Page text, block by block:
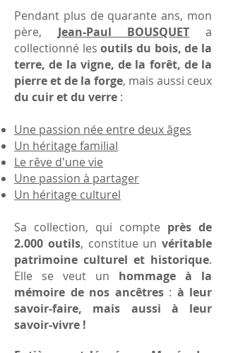
Pendant plus de quarante ans, mon
père,
Jean-Paul BOUSQUET
a
collectionné lesoutils du bois, de la
terre, de la vigne, de la forêt, de la
pierre et de la forge, mais aussi ceux
du cuir et du verre :
Une passion née entre deux âges
Un héritage familial
Le rêve d'une vie
Une passion à partager
Un héritage culturel
Sa collection, qui compte près de
2.000 outils, constitue un véritable
patrimoine culturel et historique.
Elle se veut un hommage à la
mémoire de nos ancêtres: à leur
savoir-faire, mais aussi à leur
savoir-vivre !